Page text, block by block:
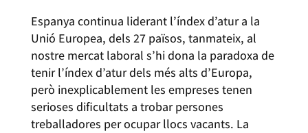
Espanya continua liderant l’índex d’atur a la
Unió Europea, dels 27 països, tanmateix, al
nostre mercat laboral s’hi dona la paradoxa de
tenir l’índex d’atur dels més alts d’Europa,
però inexplicablement les empreses tenen
serioses dificultats a trobar persones
treballadores per ocupar llocs vacants. La